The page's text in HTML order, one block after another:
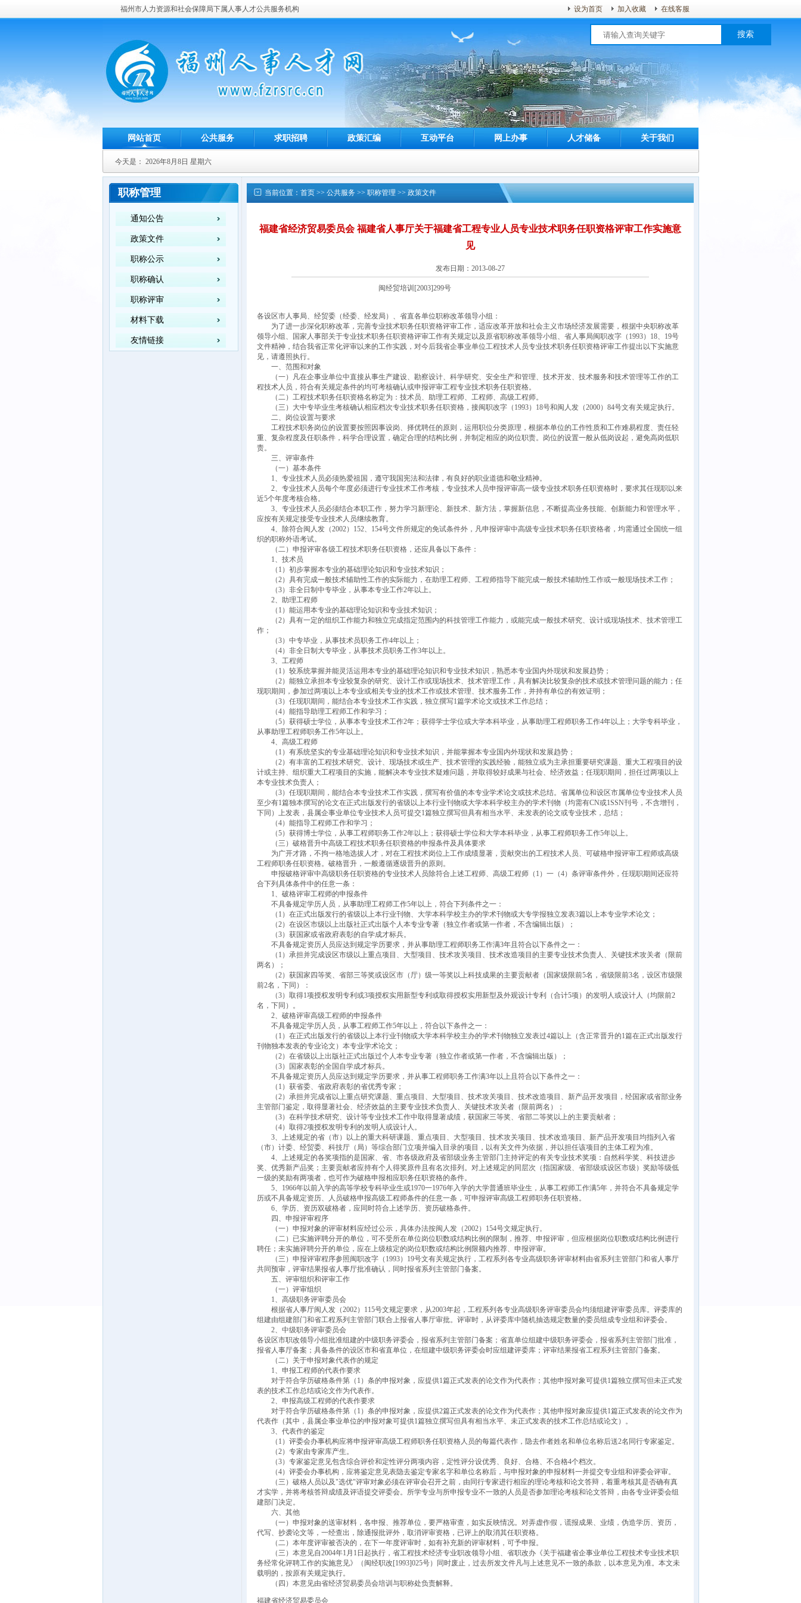
福州市人力资源和社会保障局下属人事人才公共服务机构 设为首页 加入收藏 在线客服
搜索
网站首页 公共服务 求职招聘 政策汇编 互动平台 网上办事 人才储备 关于我们
今天是： 2026年8月8日 星期六
职称管理
通知公告
政策文件
职称公示
职称确认
职称评审
材料下载
友情链接
当前位置： 首页>> 公共服务>> 职称管理 >> 政策文件
福建省经济贸易委员会 福建省人事厅关于福建省工程专业人员专业技术职务任职资格评审工作实施意
见
发布日期：2013-08-27
闽经贸培训[2003]299号
各设区市人事局、经贸委（经委、经发局）、省直各单位职称改革领导小组：
为了进一步深化职称改革，完善专业技术职务任职资格评审工作，适应改革开放和社会主义市场经济发展需要，根据中央职称改革
领导小组、国家人事部关于专业技术职务任职资格评审工作有关规定以及原省职称改革领导小组、省人事局闽职改字（1993）18、19号
文件精神，结合我省正常化评审以来的工作实践，对今后我省企事业单位工程技术人员专业技术职务任职资格评审工作提出以下实施意
见，请遵照执行。
一、范围和对象
（一）凡在企事业单位中直接从事生产建设、勘察设计、科学研究、安全生产和管理、技术开发、技术服务和技术管理等工作的工
程技术人员，符合有关规定条件的均可考核确认或申报评审工程专业技术职务任职资格。
（二）工程技术职务任职资格名称定为：技术员、助理工程师、工程师、高级工程师。
（三）大中专毕业生考核确认相应档次专业技术职务任职资格，接闽职改字（1993）18号和闽人发（2000）84号文有关规定执行。
二、岗位设置与要求
工程技术职务岗位的设置要按照因事设岗、择优聘任的原则，运用职位分类原理，根据本单位的工作性质和工作难易程度、责任轻
重、复杂程度及任职条件，科学合理设置，确定合理的结构比例，并制定相应的岗位职责。岗位的设置一般从低岗设起，避免高岗低职
责。
三、评审条件
（一）基本条件
1、专业技术人员必须热爱祖国，遵守我国宪法和法律，有良好的职业道德和敬业精神。
2、专业技术人员每个年度必须进行专业技术工作考核，专业技术人员申报评审高一级专业技术职务任职资格时，要求其任现职以来
近5个年度考核合格。
3、专业技术人员必须结合本职工作，努力学习新理论、新技术、新方法，掌握新信息，不断提高业务技能、创新能力和管理水平，
应按有关规定接受专业技术人员继续教育。
4、除符合闽人发（2002）152、154号文件所规定的免试条件外，凡申报评审中高级专业技术职务任职资格者，均需通过全国统一组
织的职称外语考试。
（二）申报评审各级工程技术职务任职资格，还应具备以下条件：
1、技术员
（1）初步掌握本专业的基础理论知识和专业技术知识；
（2）具有完成一般技术辅助性工作的实际能力，在助理工程师、工程师指导下能完成一般技术辅助性工作或一般现场技术工作；
（3）非全日制中专毕业，从事本专业工作2年以上。
2、助理工程师
（1）能运用本专业的基础理论知识和专业技术知识；
（2）具有一定的组织工作能力和独立完成指定范围内的科技管理工作能力，或能完成一般技术研究、设计或现场技术、技术管理工
作；
（3）中专毕业，从事技术员职务工作4年以上；
（4）非全日制大专毕业，从事技术员职务工作3年以上。
3、工程师
（1）较系统掌握并能灵活运用本专业的基础理论知识和专业技术知识，熟悉本专业国内外现状和发展趋势；
（2）能独立承担本专业较复杂的研究、设计工作或现场技术、技术管理工作，具有解决比较复杂的技术或技术管理问题的能力；任
现职期间，参加过两项以上本专业或相关专业的技术工作或技术管理、技术服务工作，并持有单位的有效证明；
（3）任现职期间，能结合本专业技术工作实践，独立撰写1篇学术论文或技术工作总结；
（4）能指导助理工程师工作和学习；
（5）获得硕士学位，从事本专业技术工作2年；获得学士学位或大学本科毕业，从事助理工程师职务工作4年以上；大学专科毕业，
从事助理工程师职务工作5年以上。
4、高级工程师
（1）有系统坚实的专业基础理论知识和专业技术知识，并能掌握本专业国内外现状和发展趋势；
（2）有丰富的工程技术研究、设计、现场技术或生产、技术管理的实践经验，能独立或为主承担重要研究课题、重大工程项目的设
计或主持、组织重大工程项目的实施，能解决本专业技术疑难问题，并取得较好成果与社会、经济效益；任现职期间，担任过两项以上
本专业技术负责人；
（3）任现职期间，能结合本专业技术工作实践，撰写有价值的本专业学术论文或技术总结。省属单位和设区市属单位专业技术人员
至少有1篇独本撰写的论文在正式出版发行的省级以上本行业刊物或大学本科学校主办的学术刊物（均需有CN或1SSN刊号，不含增刊，
下同）上发表，县属企事业单位专业技术人员可提交1篇独立撰写但具有相当水平、未发表的论文或专业技术，总结；
（4）能指导工程师工作和学习；
（5）获得博士学位，从事工程师职务工作2年以上；获得硕士学位和大学本科毕业，从事工程师职务工作5年以上。
（三）破格晋升中高级工程技术职务任职资格的申报条件及具体要求
为广开才路，不拘一格地选拔人才，对在工程技术岗位上工作成绩显著，贡献突出的工程技术人员、可破格申报评审工程师或高级
工程师职务任职资格。破格晋升，一般遵循逐级晋升的原则。
申报破格评审中高级职务任职资格的专业技术人员除符合上述工程师、高级工程师（1）一（4）条评审条件外，任现职期间还应符
合下列具体条件中的任意一条：
1、破格评审工程师的申报条件
不具备规定学历人员，从事助理工程师工作5年以上，符合下列条件之一：
（1）在正式出版发行的省级以上本行业刊物、大学本科学校主办的学术刊物或大专学报独立发表3篇以上本专业学术论文；
（2）在设区市级以上出版社正式出版个人本专业专著（独立作者或第一作者，不含编辑出版）；
（3）获国家或省政府表彰的自学成才标兵。
不具备规定资历人员应达到规定学历要求，并从事助理工程师职务工作满3年且符合以下条件之一：
（1）承担并完成设区市级以上重点项目、大型项目、技术攻关项目、技术改造项目的主要专业技术负责人、关键技术攻关者（限前
两名）；
（2）获国家四等奖、省部三等奖或设区市（厅）级一等奖以上科技成果的主要贡献者（国家级限前5名，省级限前3名，设区市级限
前2名，下同）：
（3）取得1项授权发明专利或3项授权实用新型专利或取得授权实用新型及外观设计专利（合计5项）的发明人或设计人（均限前2
名，下同）。
2、破格评审高级工程师的申报条件
不具备规定学历人员，从事工程师工作5年以上，符合以下条件之一：
（1）在正式出版发行的省级以上本行业刊物或大学本科学校主办的学术刊物独立发表过4篇以上（含正常晋升的1篇在正式出版发行
刊物独本发表的专业论文）本专业学术论文；
（2）在省级以上出版社正式出版过个人本专业专著（独立作者或第一作者，不含编辑出版）；
（3）国家表彰的全国自学成才标兵。
不具备规定资历人员应达到规定学历要求，并从事工程师职务工作满3年以上且符合以下条件之一：
（1）获省委、省政府表彰的省优秀专家；
（2）承担并完成省以上重点研究课题、重点项目、大型项目、技术攻关项目、技术改造项目、新产品开发项目，经国家或省部业务
主管部门鉴定，取得显著社会、经济效益的主要专业技术负责人、关键技术攻关者（限前两名）；
（3）在科学技术研究、设计等专业技术工作中取得显著成绩，获国家三等奖、省部二等奖以上的主要贡献者；
（4）取得2项授权发明专利的发明人或设计人。
3、上述规定的省（市）以上的重大科研课题、重点项目、大型项目、技术攻关项目、技术改造项目、新产品开发项目均指列入省
（市）计委、经贸委、科技厅（局）等综合部门立项并编入目录的项目，以有关文件为依据，并以担任该项目的主体工程为准。
4、上述规定的各奖项指的是国家、省、市各级政府及省部级业务主管部门主持评定的有关专业技术奖项：自然科学奖、科技进步
奖、优秀新产品奖；主要贡献者应持有个人得奖原件且有名次排列。对上述规定的同层次（指国家级、省部级或设区市级）奖励等级低
一级的奖励有两项者，也可作为破格申报相应职务任职资格的条件。
5、1966年以前入学的高等学校专科毕业生或1970一1976年入学的大学普通班毕业生，从事工程师工作满5年，并符合不具备规定学
历或不具备规定资历、人员破格申报高级工程师条件的任意一条，可申报评审高级工程师职务任职资格。
6、学历、资历双破格者，应同时符合上述学历、资历破格条件。
四、申报评审程序
（一）申报对象的评审材料应经过公示，具体办法按闽人发（2002）154号文规定执行。
（二）已实施评聘分开的单位，可不受所在单位岗位职数或结构比例的限制，推荐、申报评审，但应根据岗位职数或结构比例进行
聘任；未实施评聘分开的单位，应在上级核定的岗位职数或结构比例限额内推荐、申报评审。
（三）申报评审程序参照闽职改字（1993）19号文有关规定执行，工程系列各专业高级职务评审材料由省系列主管部门和省人事厅
共同预审，评审结果报省人事厅批准确认，同时报省系列主管部门备案。
五、评审组织和评审工作
（一）评审组织
1、高级职务评审委员会
根据省人事厅闽人发（2002）115号文规定要求，从2003年起，工程系列各专业高级职务评审委员会均须组建评审委员库。评委库的
组建由组建部门和省工程系列主管部门联合上报省人事厅审批。评审时，从评委库中随机抽选规定数量的委员组成专业组和评委会。
2、中级职务评审委员会
各设区市职改领导小组批准组建的中级职务评委会，报省系列主管部门备案；省直单位组建中级职务评委会，报省系列主管部门批准，
报省人事厅备案；具备条件的设区市和省直单位，在组建中级职务评委会时应组建评委库；评审结果报省工程系列主管部门备案。
（二）关于申报对象代表作的规定
1、申报工程师的代表作要求
对于符合学历破格条件第（1）条的申报对象，应提供1篇正式发表的论文作为代表作；其他申报对象可提供1篇独立撰写但未正式发
表的技术工作总结或论文作为代表作。
2、申报高级工程师的代表作要求
对于符合学历破格条件第（1）条的申报对象，应提供2篇正式发表的论文作为代表作；其他申报对象应提供1篇正式发表的论文作为
代表作（其中，县属企事业单位的申报对象可提供1篇独立撰写但具有相当水平、未正式发表的技术工作总结或论文）。
3、代表作的鉴定
（1）评委会办事机构应将申报评审高级工程师职务任职资格人员的每篇代表作，隐去作者姓名和单位名称后送2名同行专家鉴定。
（2）专家由专家库产生。
（3）专家鉴定意见包含综合评价和定性评分两项内容，定性评分设优秀、良好、合格、不合格4个档次。
（4）评委会办事机构，应将鉴定意见表隐去鉴定专家名字和单位名称后，与申报对象的申报材料一并提交专业组和评委会评审。
（三）破格人员以及"选优"评审对象必须在评审会召开之前，由同行专家进行相应的理论考核和论文答辩，着重考核其是否确有真
才实学，并将考核答辩成绩及评语提交评委会。所学专业与所申报专业不一致的人员是否参加理论考核和论文答辩，由各专业评委会组
建部门决定。
六、其他
（一）申报对象的送审材料，各申报、推荐单位，要严格审查，如实反映情况。对弄虚作假，谎报成果、业绩，伪造学历、资历，
代写、抄袭论文等，一经查出，除通报批评外，取消评审资格，已评上的取消其任职资格。
（二）本年度评审被否决的，在下一年度评审时，如有补充新的评审材料，可予申报。
（三）本意见自2004年1月1日起执行，省工程技术经济专业职改领导小组、省职改办《关于福建省企事业单位工程技术专业技术职
务经常化评聘工作的实施意见》（闽经职改[1993]025号）同时废止，过去所发文件凡与上述意见不一致的条款，以本意见为准。本文未
载明的，按原有关规定执行。
（四）本意见由省经济贸易委员会培训与职称处负责解释。
福建省经济贸易委员会